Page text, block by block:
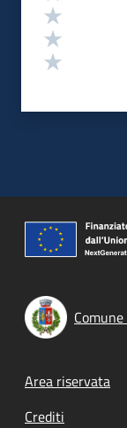
Footer
Area riservata
Crediti